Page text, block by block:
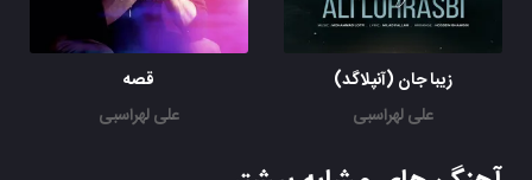
زیبا جان (آنپلاگد)
علی لهراسبی
قصه
علی لهراسبی